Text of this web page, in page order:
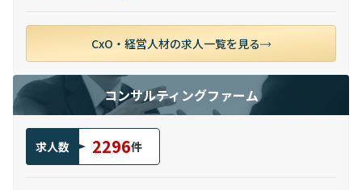
CxO・経営人材の求人一覧を見る
コンサルティングファーム
求人数 2296件